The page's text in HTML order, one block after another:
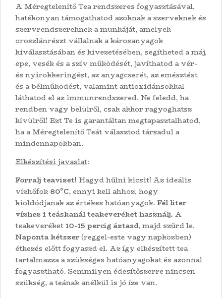
A Méregtelenítő Tea rendszeres fogyasztásával,
hatékonyan támogathatod azoknak a szerveknek és
szervrendszereknek a munkáját, amelyek
oroszlánrészt vállalnak a károsanyagok
kiválasztásában és kivezetésében, segítheted a máj,
epe, vesék és a szív működését, javíthatod a vér-
és nyirokkeringést, az anyagcserét, az emésztést
és a bélműködést, valamint antioxidánsokkal
láthatod el az immunrendszered. Ne feledd, ha
rendben vagy belülről, csak akkor ragyoghatsz
kívülről! Ezt Te is garantáltan megtapasztalhatod,
ha a Méregtelenítő Teát választod társadul a
mindennapokban.
Elkészítési javaslat:
Forralj teavizet! Hagyd hűlni kicsit! Az ideális
vízhőfok 80°C, ennyi kell ahhoz, hogy
kioldódjanak az értékes hatóanyagok. Fél liter
vízhez1 teáskanál teakeveréket használj. A
teakeveréket10-15 percig áztasd, majd szűrd le.
Naponta kétszer(reggel-este vagy napközben)
étkezés előtt fogyaszd el. Az így elkészített tea
tartalmazza a szükséges hatóanyagokat és azonnal
fogyasztható. Semmilyen édesítőszerre nincsen
szükség, a teának anélkül is jó íze van.